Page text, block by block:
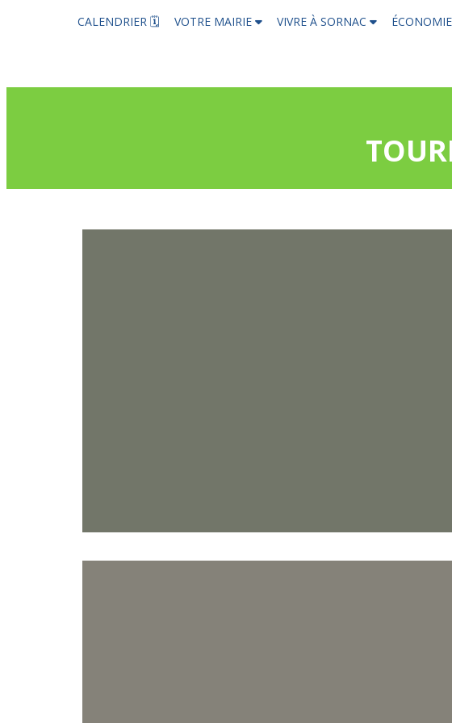
CALENDRIER 🗓 VOTRE MAIRIE VIVRE À SORNAC